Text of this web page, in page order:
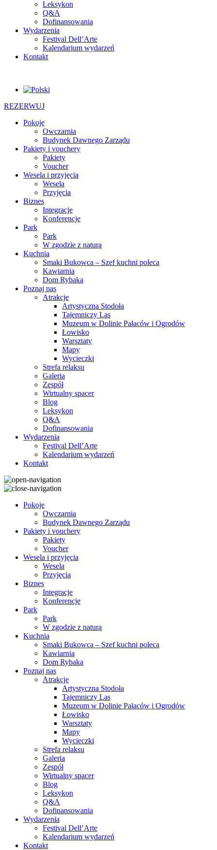
Leksykon
Q&A
Dofinansowania
Wydarzenia
Festival Dell’Arte
Kalendarium wydarzeń
Kontakt
REZERWUJ
Pokoje
Owczarnia
Budynek Dawnego Zarządu
Pakiety i vouchery
Pakiety
Voucher
Wesela i przyjęcia
Wesela
Przyjęcia
Biznes
Integracje
Konferencje
Park
Park
W zgodzie z naturą
Kuchnia
Smaki Bukowca – Szef kuchni poleca
Kawiarnia
Dom Rybaka
Poznaj nas
Atrakcje
Artystyczna Stodoła
Tajemniczy Las
Muzeum w Dolinie Pałaców i Ogrodów
Łowisko
Warsztaty
Mapy
Wycieczki
Strefa relaksu
Galeria
Zespół
Wirtualny spacer
Blog
Leksykon
Q&A
Dofinansowania
Wydarzenia
Festival Dell’Arte
Kalendarium wydarzeń
Kontakt
Pokoje
Owczarnia
Budynek Dawnego Zarządu
Pakiety i vouchery
Pakiety
Voucher
Wesela i przyjęcia
Wesela
Przyjęcia
Biznes
Integracje
Konferencje
Park
Park
W zgodzie z naturą
Kuchnia
Smaki Bukowca – Szef kuchni poleca
Kawiarnia
Dom Rybaka
Poznaj nas
Atrakcje
Artystyczna Stodoła
Tajemniczy Las
Muzeum w Dolinie Pałaców i Ogrodów
Łowisko
Warsztaty
Mapy
Wycieczki
Strefa relaksu
Galeria
Zespół
Wirtualny spacer
Blog
Leksykon
Q&A
Dofinansowania
Wydarzenia
Festival Dell’Arte
Kalendarium wydarzeń
Kontakt